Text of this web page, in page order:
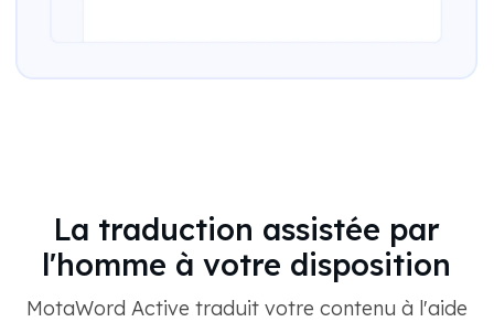
La traduction assistée par
l'homme à votre disposition
MotaWord Active traduit votre contenu à l'aide